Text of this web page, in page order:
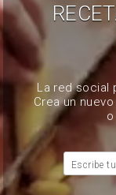
La red social
Crea un
Escribe tu